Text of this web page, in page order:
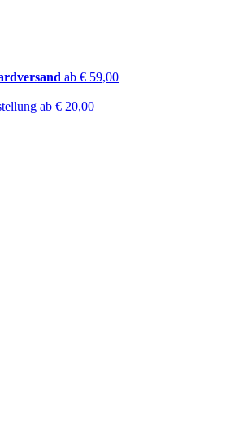
ab € 59,00
ab € 20,00